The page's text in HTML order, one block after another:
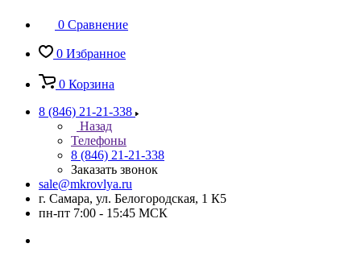
0 Сравнение
0 Избранное
0 Корзина
8 (846) 21-21-338
Назад
Телефоны
8 (846) 21-21-338
Заказать звонок
sale@mkrovlya.ru
г. Самара, ул. Белогородская, 1 К5
пн-пт 7:00 - 15:45 МСК